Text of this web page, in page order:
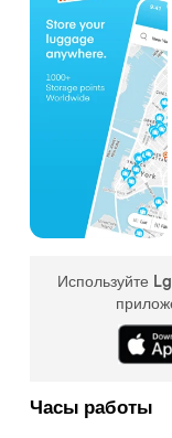
Используйте
Часы работы